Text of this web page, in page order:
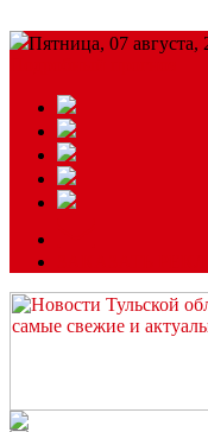
Пятница, 07 августа,
Читайте последние